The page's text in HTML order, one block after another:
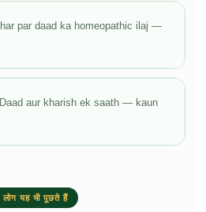
par daad ka homeopathic ilaj —
Daad aur kharish ek saath — kaun
लोग यह भी पूछते हैं